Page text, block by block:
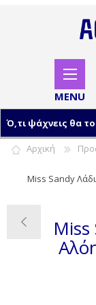
Αρχική
Miss Sandy
Miss